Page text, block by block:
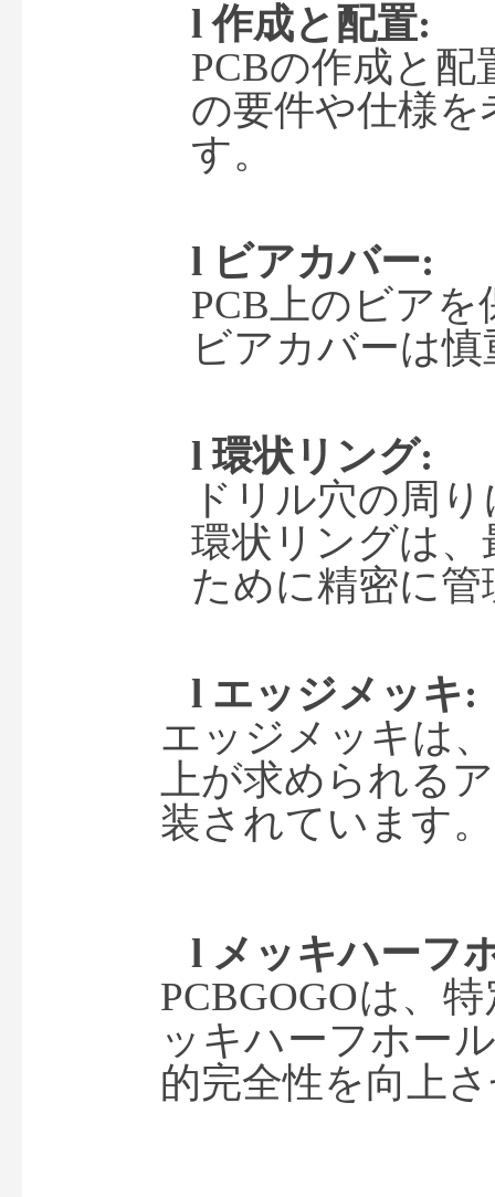
l 作成と配置:
PCBの作成と
の要件や仕様
す。
l ビアカバー:
PCB上のビア
ビアカバーは
l 環状リング:
ドリル穴の周
環状リングは
ために精密に
l エッジメッキ:
エッジメッキは
上が求められる
装されています。
l メッキハーフ
PCBGOGOは、
ッキハーフホー
的完全性を向上